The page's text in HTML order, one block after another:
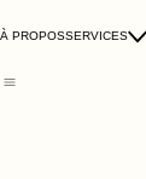
À PROPOSSERVICES